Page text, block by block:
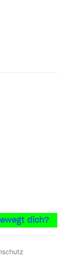
dich?